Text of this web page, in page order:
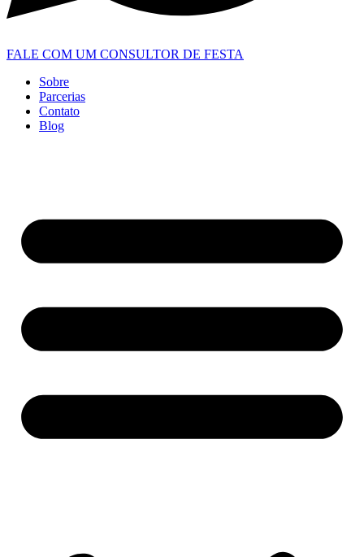
FALE COM UM CONSULTOR DE FESTA
Sobre
Parcerias
Contato
Blog